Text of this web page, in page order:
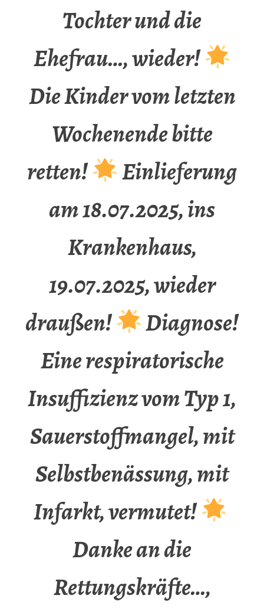
Tochter und die
Ehefrau…, wieder!
Die Kinder vom letzten
Wochenende bitte
retten!
Einlieferung
am 18.07.2025, ins
Krankenhaus,
19.07.2025, wieder
draußen!
Diagnose!
Eine respiratorische
Insuffizienz vom Typ 1,
Sauerstoffmangel, mit
Selbstbenässung, mit
Infarkt, vermutet!
Danke an die
Rettungskräfte…,